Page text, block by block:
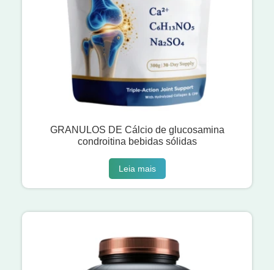
GRANULOS DE Cálcio de glucosamina
condroitina bebidas sólidas
Leia mais